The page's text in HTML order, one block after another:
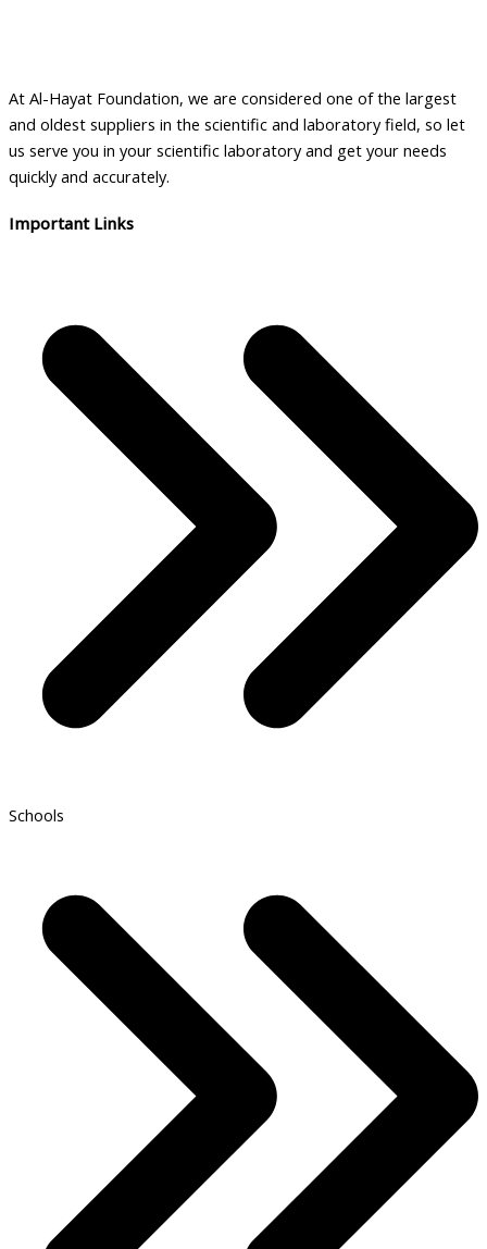
At Al-Hayat Foundation, we are considered one of the largest
and oldest suppliers in the scientific and laboratory field, so let
us serve you in your scientific laboratory and get your needs
quickly and accurately.
Important Links
Schools